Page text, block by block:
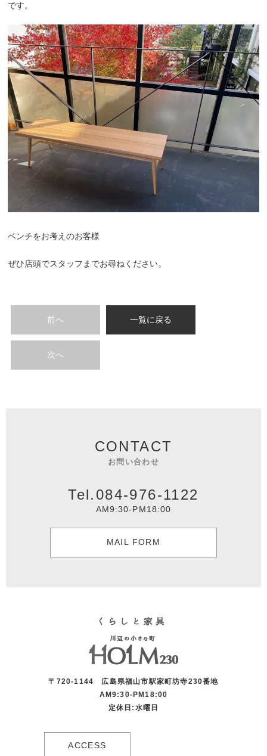
です。
ベンチをお考えのお客様
ぜひ店頭でスタッフまでお尋ねください。
前へ 一覧に戻る
次へ
CONTACT
お問い合わせ
Tel.084-976-1122
AM9:30-PM18:00
MAIL FORM
〒720-1144 広島県福山市駅家町坊寺230番地
AM9:30-PM18:00
定休日:水曜日
ACCESS